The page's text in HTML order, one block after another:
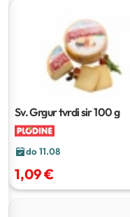
Sv. Grgur tvrdi sir100 g
do 11.08
1,09 €